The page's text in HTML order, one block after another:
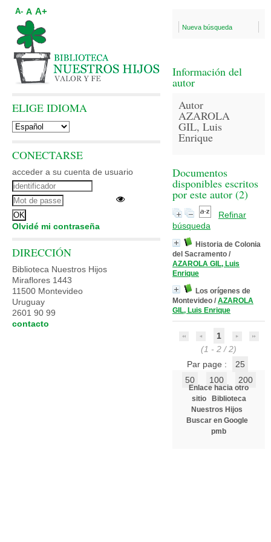
Nueva búsqueda
Información del
autor
Autor
AZAROLA
GIL, Luis
Enrique
Documentos
disponibles escritos
por este autor (2)
Refinar
búsqueda
Historia de Colonia
del Sacramento /
AZAROLA GIL, Luis
Enrique
Los orígenes de
Montevideo / AZAROLA
GIL, Luis Enrique
1
(1 - 2 / 2)
Par page :
25
50
100 200
Enlace hacia otro
sitio
Biblioteca
Nuestros Hijos
Buscar en Google
pmb
A- A A+
ELIGE IDIOMA
CONECTARSE
acceder a su cuenta de usuario
Olvidé mi contraseña
DIRECCIÓN
Biblioteca Nuestros Hijos
Miraflores 1443
11500 Montevideo
Uruguay
2601 90 99
contacto